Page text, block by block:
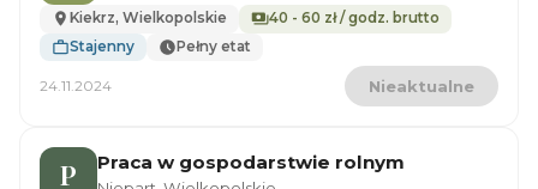
Kiekrz, Wielkopolskie
40 - 60 zł / godz. brutto
Stajenny
Pełny etat
24.11.2024 Nieaktualne
P Praca w gospodarstwie rolnym